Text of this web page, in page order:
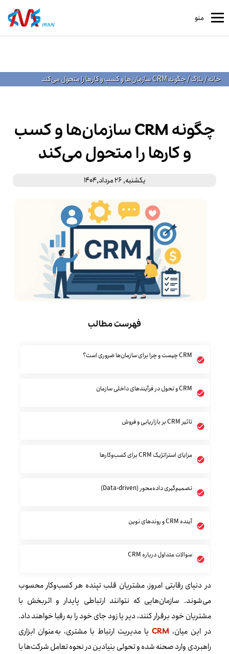
منو
خانه/بلاگ/چگونه CRM سازمان‌ها و کسب‌ و کارها را متحول می‌کند
چگونه CRM سازمان‌ها و کسب‌
و کارها را متحول می‌کند
یکشنبه, 26 مرداد,1404
فهرست مطالب
CRM چیست و چرا برای سازمان‌ها ضروری است؟
CRM و تحول در فرآیندهای داخلی سازمان
تاثیر CRM بر بازاریابی و فروش
مزایای استراتژیک CRM برای کسب‌وکارها
تصمیم‌گیری داده‌محور (Data-driven)
آینده CRM و روندهای نوین
سوالات متداول درباره CRM
در دنیای رقابتی امروز، مشتریان قلب تپنده هر کسب‌وکار محسوب
می‌شوند. سازمان‌هایی که نتوانند ارتباطی پایدار و اثربخش با
مشتریان خود برقرار کنند، دیر یا زود جای خود را به رقبا خواهند داد.
در این میان، CRMیا مدیریت ارتباط با مشتری، به‌عنوان ابزاری
راهبردی وارد صحنه شده و تحولی بنیادین در نحوه تعامل شرکت‌ها با